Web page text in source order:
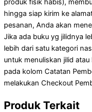
produk fisik habis),
hingga siap kirim ke
pesanan, Anda akan
Jika ada buku yg jilidnya
lebih dari satu kategori
untuk menuliskan jilid
pada kolom Catatan
melakukan Checkout
Produk Terkait